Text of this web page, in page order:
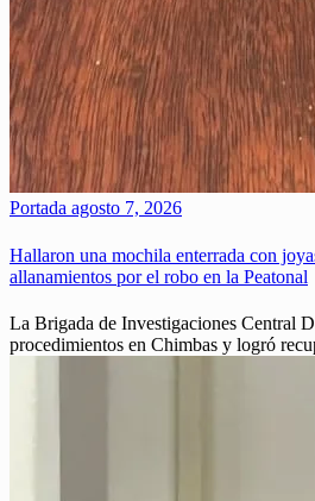
Portada agosto 7, 2026
Hallaron una mochila enterrada con
allanamientos por el robo en la Peatonal
La Brigada de Investigaciones Central
procedimientos en Chimbas y logró